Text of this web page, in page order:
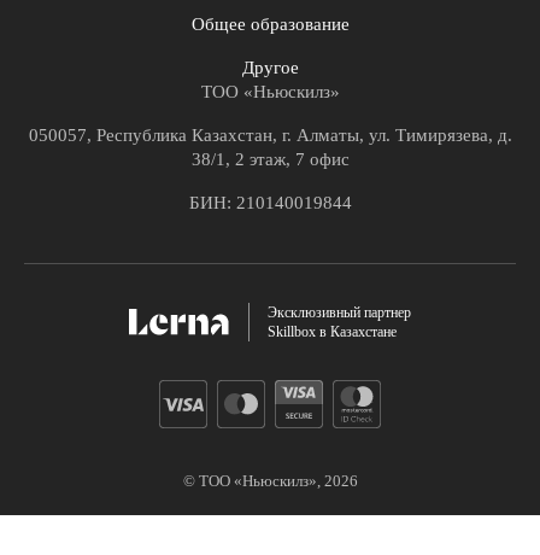
Общее образование
Другое
ТОО «Ньюскилз»
050057, Республика Казахстан, г. Алматы, ул. Тимирязева, д.
38/1, 2 этаж, 7 офис
БИН: 210140019844
Эксклюзивный партнер
Skillbox в Казахстане
© ТОО «Ньюскилз», 2026